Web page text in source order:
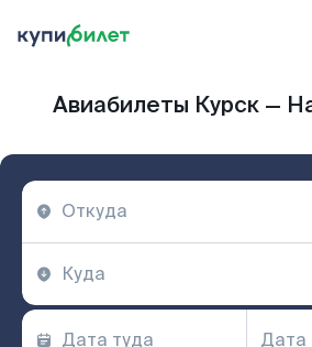
Авиабилеты Курск —